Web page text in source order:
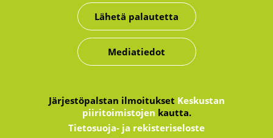
Lähetä palautetta
Mediatiedot
Järjestöpalstan ilmoitukset Keskustan
piiritoimistojen kautta.
Tietosuoja- ja rekisteriseloste